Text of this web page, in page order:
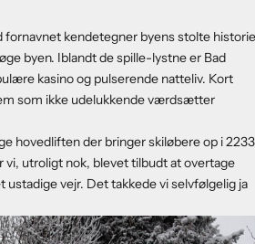
kendetegner byens stolte historie
byen. Iblandt de spille-lystne er Bad
kasino og pulserende natteliv. Kort
som ikke udelukkende værdsætter
hovedliften der bringer skiløbere op i 2233
utroligt nok, blevet tilbudt at overtage
vejr. Det takkede vi selvfølgelig ja